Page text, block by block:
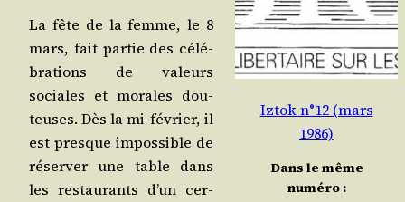
La fête de la femme, le 8
mars, fait par­tie des célé­
bra­tions de valeurs
sociales et morales dou­
teuses. Dès la mi-février, il
est presque impos­sible de
réser­ver une table dans
les res­tau­rants d’un cer­
Iztok n°12 (mars
1986)
Dans le même
numéro :